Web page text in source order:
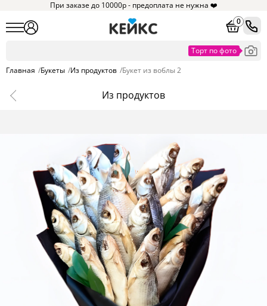
При заказе до 10000р - предоплата не нужна ❤️
0
Главная /Букеты /Из продуктов /Букет из воблы 2
Из продуктов